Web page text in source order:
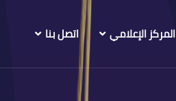
المركز الإعلامي اتصل بنا